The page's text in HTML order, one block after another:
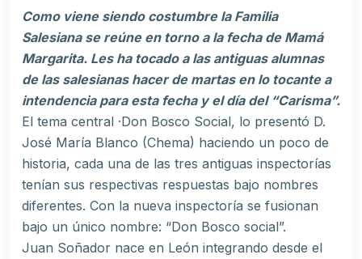
Como viene siendo costumbre la Familia
Salesiana se reúne en torno a la fecha de Mamá
Margarita. Les ha tocado a las antiguas alumnas
de las salesianas hacer de martas en lo tocante a
intendencia para esta fecha y el día del “Carisma”.
El tema central ·Don Bosco Social, lo presentó D.
José María Blanco (Chema) haciendo un poco de
historia, cada una de las tres antiguas inspectorías
tenían sus respectivas respuestas bajo nombres
diferentes. Con la nueva inspectoría se fusionan
bajo un único nombre: “Don Bosco social”.
Juan Soñador nace en León integrando desde el